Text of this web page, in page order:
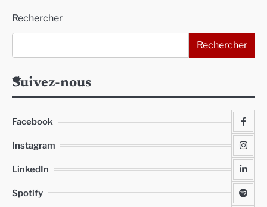
Rechercher
Rechercher
Suivez-nous
Facebook
Instagram
LinkedIn
Spotify